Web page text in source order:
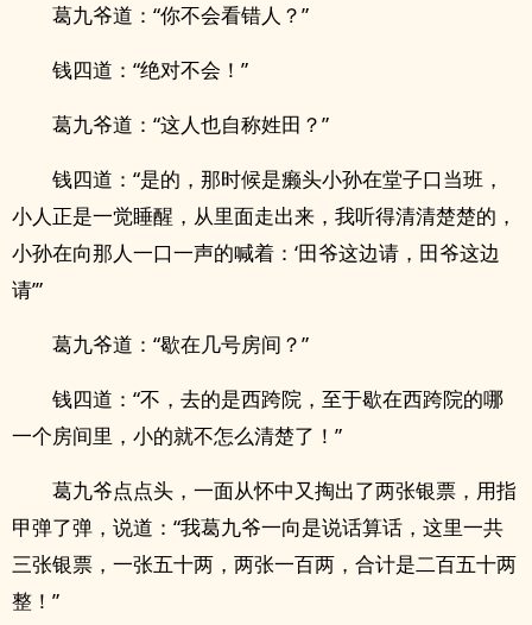
葛九爷道：“你不会看错人？”
钱四道：“绝对不会！”
葛九爷道：“这人也自称姓田？”
钱四道：“是的，那时候是癞头小孙在堂子口当班，
小人正是一觉睡醒，从里面走出来，我听得清清楚楚的，
小孙在向那人一口一声的喊着：‘田爷这边请，田爷这边
请’”
葛九爷道：“歇在几号房间？”
钱四道：“不，去的是西跨院，至于歇在西跨院的哪
一个房间里，小的就不怎么清楚了！”
葛九爷点点头，一面从怀中又掏出了两张银票，用指
甲弹了弹，说道：“我葛九爷一向是说话算话，这里一共
三张银票，一张五十两，两张一百两，合计是二百五十两
整！”